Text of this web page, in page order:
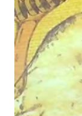
제품이고, 허영만의
명품 편육, GS25시 편
기 식객 마늘족발,
제품 구입 시식기